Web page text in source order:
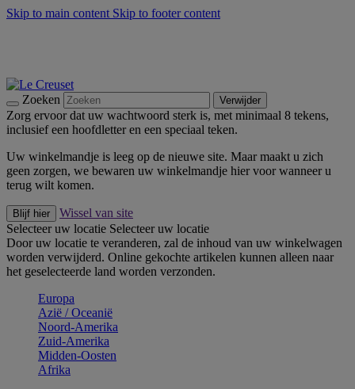
Skip to main content Skip to footer content
Zoeken Verwijder
Zorg ervoor dat uw wachtwoord sterk is, met minimaal 8 tekens,
inclusief een hoofdletter en een speciaal teken.
Uw winkelmandje is leeg op de nieuwe site. Maar maakt u zich
geen zorgen, we bewaren uw winkelmandje hier voor wanneer u
terug wilt komen.
Blijf hier
Wissel van site
Selecteer uw locatie Selecteer uw locatie
Door uw locatie te veranderen, zal de inhoud van uw winkelwagen
worden verwijderd. Online gekochte artikelen kunnen alleen naar
het geselecteerde land worden verzonden.
Europa
Aziё / Oceaniё
Noord-Amerika
Zuid-Amerika
Midden-Oosten
Afrika